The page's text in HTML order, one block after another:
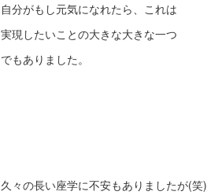
自分がもし元気になれたら、これは
実現したいことの大きな大きな一つ
でもありました。
久々の長い座学に不安もありましたが(笑)